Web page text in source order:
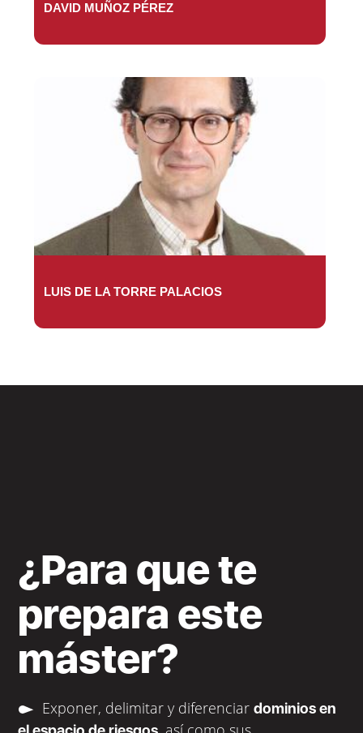
DAVID MUÑOZ PÉREZ
LUIS DE LA TORRE PALACIOS
¿Para que te
prepara este
máster?
Exponer, delimitar y diferenciardominios en